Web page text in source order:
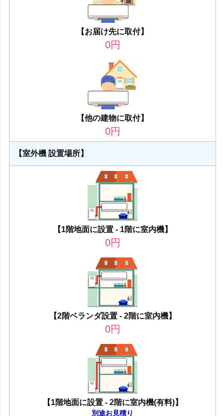
【お届け先に取付】
0円
【他の建物に取付】
0円
【室外機 設置場所】
【1階地面に設置 - 1階に室内機】
0円
【2階ベランダ設置 - 2階に室内機】
0円
【1階地面に設置 - 2階に室内機(有料)】
別途お見積り